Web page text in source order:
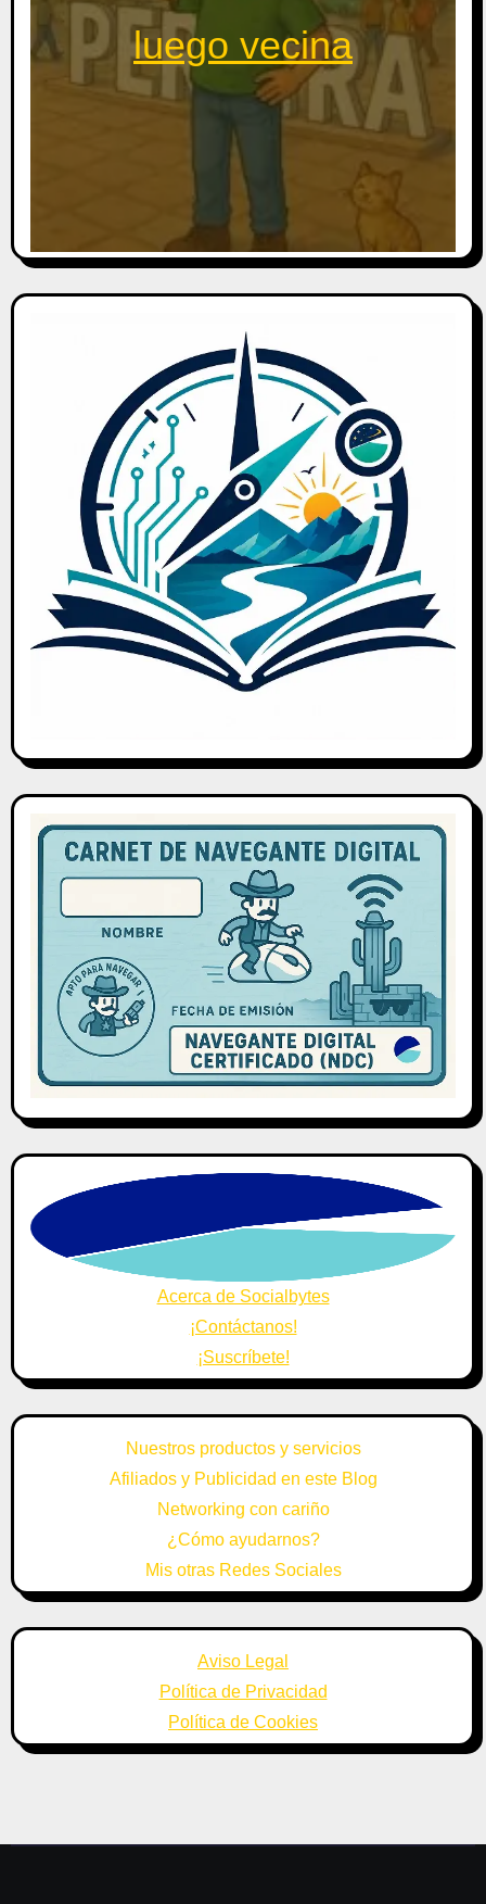
luego vecina
Acerca de Socialbytes
¡Contáctanos!
¡Suscríbete!
Nuestros productos y servicios
Afiliados y Publicidad en este Blog
Networking con cariño
¿Cómo ayudarnos?
Mis otras Redes Sociales
Aviso Legal
Política de Privacidad
Política de Cookies